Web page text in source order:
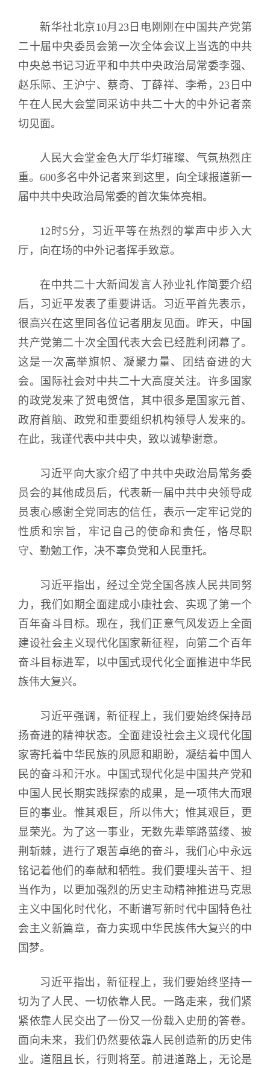
新华社北京10月23日电刚刚在中国共产党第
二十届中央委员会第一次全体会议上当选的中共
中央总书记习近平和中共中央政治局常委李强、
赵乐际、王沪宁、蔡奇、丁薛祥、李希，23日中
午在人民大会堂同采访中共二十大的中外记者亲
切见面。
人民大会堂金色大厅华灯璀璨、气氛热烈庄
重。600多名中外记者来到这里，向全球报道新一
届中共中央政治局常委的首次集体亮相。
12时5分，习近平等在热烈的掌声中步入大
厅，向在场的中外记者挥手致意。
在中共二十大新闻发言人孙业礼作简要介绍
后，习近平发表了重要讲话。习近平首先表示，
很高兴在这里同各位记者朋友见面。昨天，中国
共产党第二十次全国代表大会已经胜利闭幕了。
这是一次高举旗帜、凝聚力量、团结奋进的大
会。国际社会对中共二十大高度关注。许多国家
的政党发来了贺电贺信，其中很多是国家元首、
政府首脑、政党和重要组织机构领导人发来的。
在此，我谨代表中共中央，致以诚挚谢意。
习近平向大家介绍了中共中央政治局常务委
员会的其他成员后，代表新一届中共中央领导成
员衷心感谢全党同志的信任，表示一定牢记党的
性质和宗旨，牢记自己的使命和责任，恪尽职
守、勤勉工作，决不辜负党和人民重托。
习近平指出，经过全党全国各族人民共同努
力，我们如期全面建成小康社会、实现了第一个
百年奋斗目标。现在，我们正意气风发迈上全面
建设社会主义现代化国家新征程，向第二个百年
奋斗目标进军，以中国式现代化全面推进中华民
族伟大复兴。
习近平强调，新征程上，我们要始终保持昂
扬奋进的精神状态。全面建设社会主义现代化国
家寄托着中华民族的夙愿和期盼，凝结着中国人
民的奋斗和汗水。中国式现代化是中国共产党和
中国人民长期实践探索的成果，是一项伟大而艰
巨的事业。惟其艰巨，所以伟大；惟其艰巨，更
显荣光。为了这一事业，无数先辈筚路蓝缕、披
荆斩棘，进行了艰苦卓绝的奋斗，我们心中永远
铭记着他们的奉献和牺牲。我们要埋头苦干、担
当作为，以更加强烈的历史主动精神推进马克思
主义中国化时代化，不断谱写新时代中国特色社
会主义新篇章，奋力实现中华民族伟大复兴的中
国梦。
习近平指出，新征程上，我们要始终坚持一
切为了人民、一切依靠人民。一路走来，我们紧
紧依靠人民交出了一份又一份载入史册的答卷。
面向未来，我们仍然要依靠人民创造新的历史伟
业。道阻且长，行则将至。前进道路上，无论是